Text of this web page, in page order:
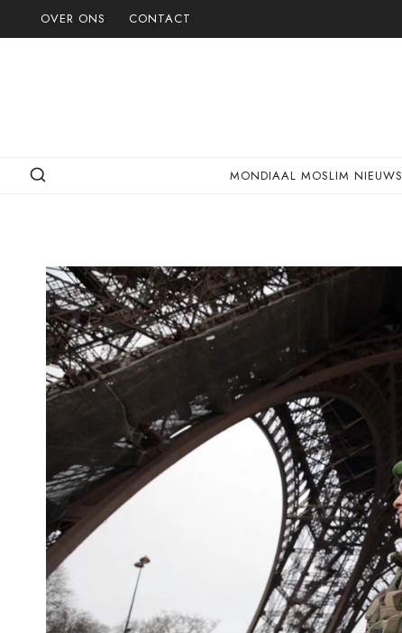
Doorgaan
naar
OVER ONS CONTACT
MONDIAAL MOSLIM NIEUWS